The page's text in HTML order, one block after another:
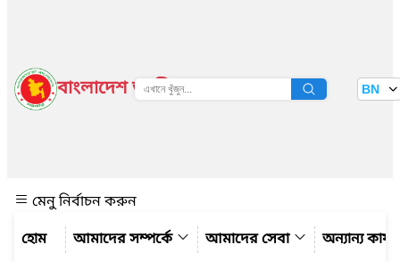
বাংলাদেশ জাতীয় তথ্য বাতায়ন BN
মেনু নির্বাচন করুন
আমাদের সম্পর্কে
আমাদের সেবা অন্যান্য